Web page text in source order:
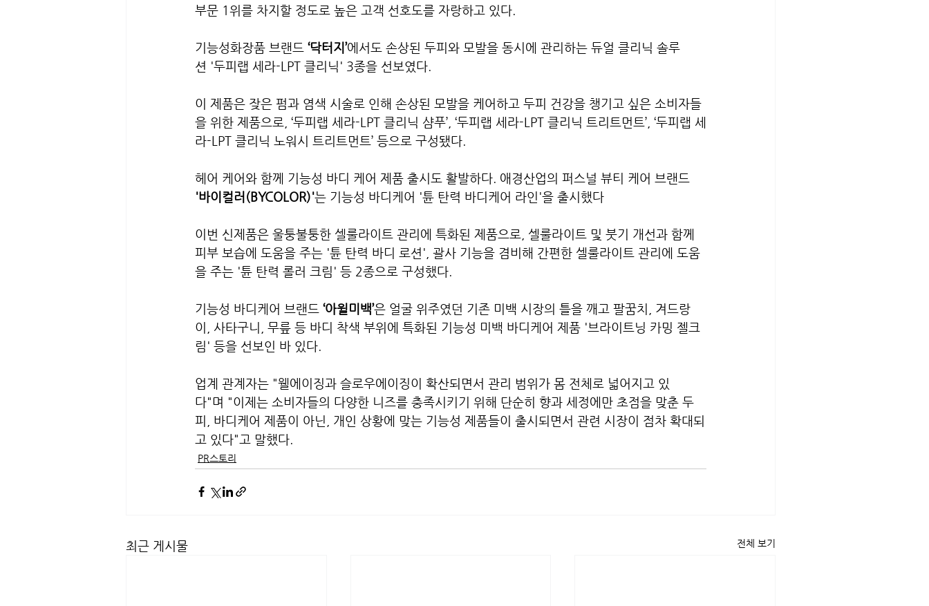
부문 1위를 차지할 정도로 높은 고객 선호도를 자랑하고 있다.
기능성화장품 브랜드 ‘닥터지’에서도 손상된 두피와 모발을 동시에 관리하는 듀얼 클리닉 솔루
션 '두피랩 세라-LPT 클리닉' 3종을 선보였다.
이 제품은 잦은 펌과 염색 시술로 인해 손상된 모발을 케어하고 두피 건강을 챙기고 싶은 소비자들
을 위한 제품으로, ‘두피랩 세라-LPT 클리닉 샴푸’, ‘두피랩 세라-LPT 클리닉 트리트먼트’, ‘두피랩 세
라-LPT 클리닉 노워시 트리트먼트’ 등으로 구성됐다.
헤어 케어와 함께 기능성 바디 케어 제품 출시도 활발하다. 애경산업의 퍼스널 뷰티 케어 브랜드
'바이컬러(BYCOLOR)'는 기능성 바디케어 '튠 탄력 바디케어 라인'을 출시했다
이번 신제품은 울퉁불퉁한 셀룰라이트 관리에 특화된 제품으로, 셀룰라이트 및 붓기 개선과 함께
피부 보습에 도움을 주는 '튠 탄력 바디 로션', 괄사 기능을 겸비해 간편한 셀룰라이트 관리에 도움
을 주는 '튠 탄력 롤러 크림' 등 2종으로 구성했다.
기능성 바디케어 브랜드 ‘아윌미백’은 얼굴 위주였던 기존 미백 시장의 틀을 깨고 팔꿈치, 겨드랑
이, 사타구니, 무릎 등 바디 착색 부위에 특화된 기능성 미백 바디케어 제품 '브라이트닝 카밍 젤크
림' 등을 선보인 바 있다.
업계 관계자는 "웰에이징과 슬로우에이징이 확산되면서 관리 범위가 몸 전체로 넓어지고 있
다"며 "이제는 소비자들의 다양한 니즈를 충족시키기 위해 단순히 향과 세정에만 초점을 맞춘 두
피, 바디케어 제품이 아닌, 개인 상황에 맞는 기능성 제품들이 출시되면서 관련 시장이 점차 확대되
고 있다"고 말했다.
PR스토리
최근 게시물 전체 보기